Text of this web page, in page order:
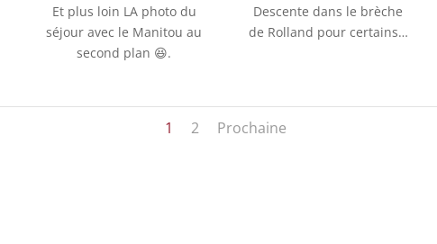
Et plus loin LA photo du
séjour avec le Manitou au
second plan 😆.
Descente dans le brèche
de Rolland pour certains…
1 2 Prochaine